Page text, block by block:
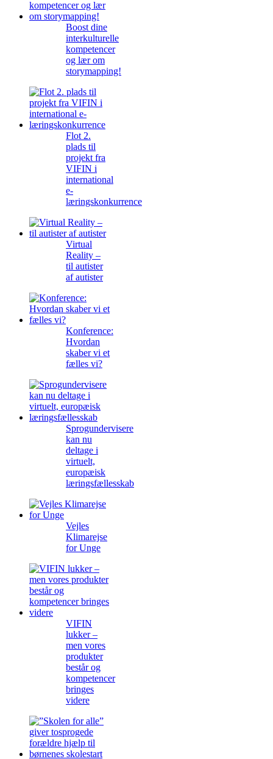
Boost dine
interkulturelle
kompetencer
og lær om
storymapping!
Flot 2.
plads til
projekt fra
VIFIN i
international
e-
læringskonkurrence
Virtual
Reality –
til autister
af autister
Konference:
Hvordan
skaber vi et
fælles vi?
Sprogundervisere
kan nu
deltage i
virtuelt,
europæisk
læringsfællesskab
Vejles
Klimarejse
for Unge
VIFIN
lukker –
men vores
produkter
består og
kompetencer
bringes
videre